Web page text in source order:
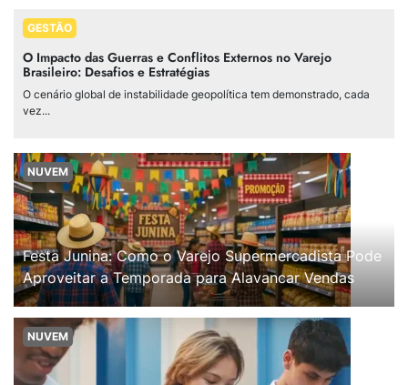
GESTÃO
O Impacto das Guerras e Conflitos Externos no Varejo
Brasileiro: Desafios e Estratégias
O cenário global de instabilidade geopolítica tem demonstrado, cada
vez...
NUVEM
Festa Junina: Como o Varejo Supermercadista Pode
Aproveitar a Temporada para Alavancar Vendas
NUVEM